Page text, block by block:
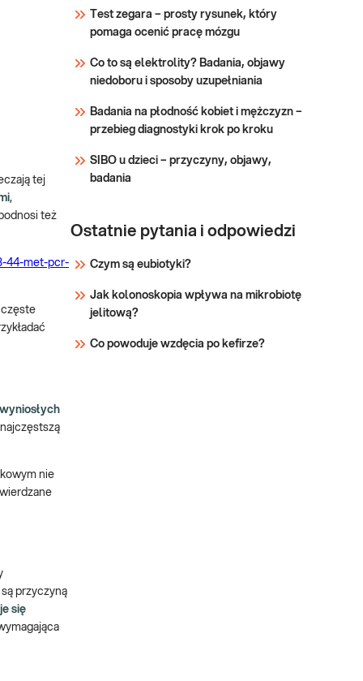
tej
,
też
44-met-pcr-
częste
nie
przyczyną
się
diagnostyki w
kierunku zakażeń
trachomatis etc.
42, 43, 44
genotypowanie: 6,
11, 42, 43, 44 met.
Test pozwala na
różnicowanie i
niskoonkogennych
typów HPV (LR
Sprawdź
Test zegara – prosty rysunek, który
pomaga ocenić pracę mózgu
Co to są elektrolity? Badania, objawy
niedoboru i sposoby uzupełniania
Badania na płodność kobiet i mężczyzn –
przebieg diagnostyki krok po kroku
SIBO u dzieci – przyczyny, objawy,
badania
Ostatnie pytania i odpowiedzi
Czym są eubiotyki?
Jak kolonoskopia wpływa na mikrobiotę
jelitową?
Co powoduje wzdęcia po kefirze?